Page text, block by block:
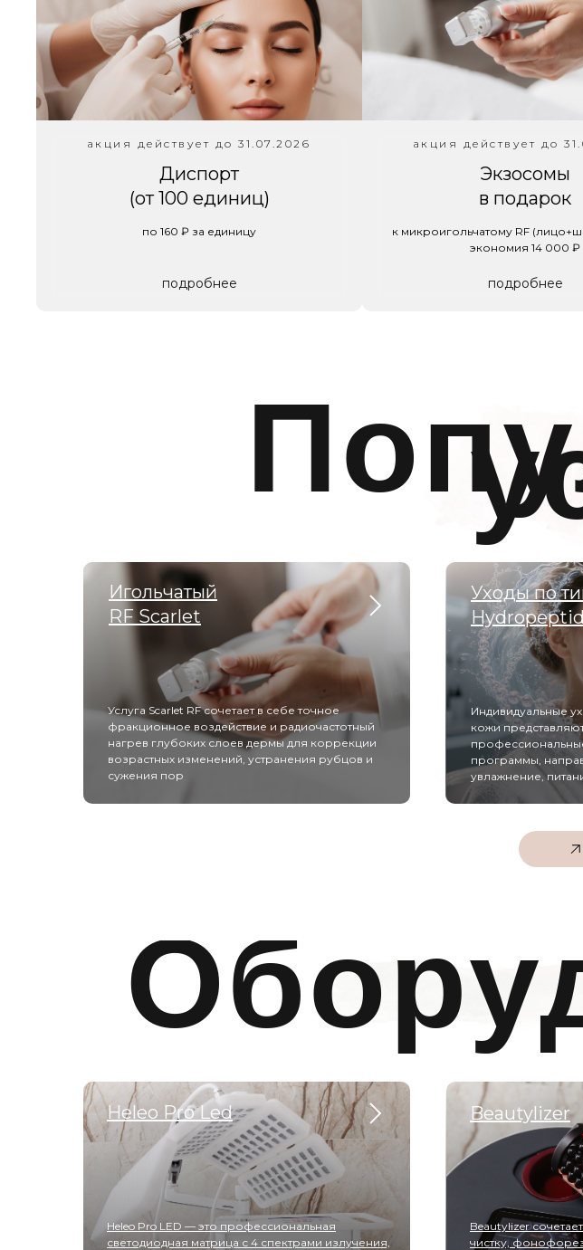
акция действует до 31.07.2026
Диспорт
(от 100 единиц)
по 160 ₽ за единицу
подробнее
акция действует до
Экзосомы
в подарок
к микроигольчатому RF
экономия 14 000 ₽
подробнее
Индивидуальные
кожи
программы,
увлажнение,
Уходы по
Услуга Scarlet RF сочетает в себе точное
фракционное воздействие и радиочастотный
нагрев глубоких слоев дермы для коррекции
возрастных изменений, устранения рубцов и
сужения пор
Игольчатый
RF Scarlet
Beautylizer
чистку,
Beautylizer
Heleo Pro LED — это профессиональная
светодиодная матрица с 4 спектрами излучения,
Heleo Pro Led